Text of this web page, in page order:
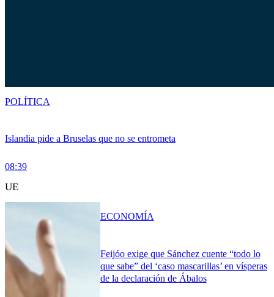
Islandia pide a Bruselas que no se entrometa
08:39
POLÍTICA
UE
Feijóo exige que Sánchez cuente “todo lo
que sabe” del ‘caso mascarillas’ en vísperas
de la declaración de Ábalos
ECONOMÍA